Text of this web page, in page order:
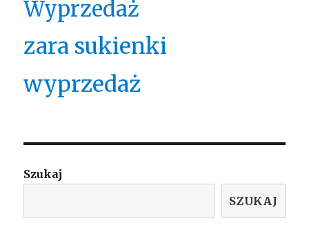
Wyprzedaż
zara sukienki
wyprzedaż
Szukaj
SZUKAJ